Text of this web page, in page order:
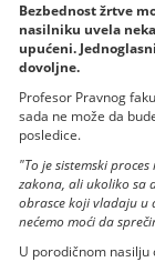
Bezbednost žrtve
nasilniku uvela
upućeni.
dovoljne.
Profesor Pravnog
sada ne može da
posledice.
"To je sistemski
zakona, ali ukoliko sa
obrasce koji vladaju u
nećemo moći da
U porodičnom nasilju